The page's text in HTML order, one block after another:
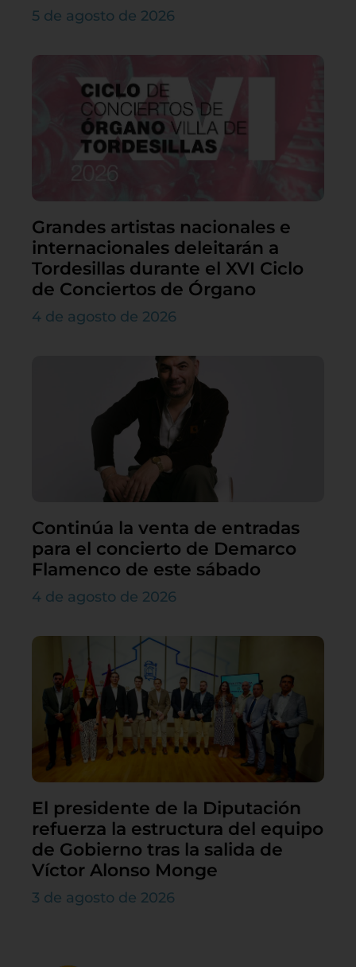
5 de agosto de 2026
Grandes artistas nacionales e
internacionales deleitarán a
Tordesillas durante el XVI Ciclo
de Conciertos de Órgano
4 de agosto de 2026
Continúa la venta de entradas
para el concierto de Demarco
Flamenco de este sábado
4 de agosto de 2026
El presidente de la Diputación
refuerza la estructura del equipo
de Gobierno tras la salida de
Víctor Alonso Monge
3 de agosto de 2026